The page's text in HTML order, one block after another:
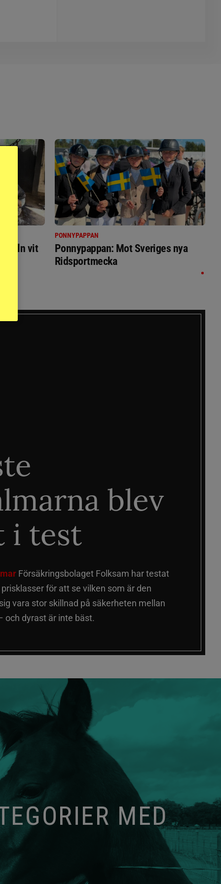
vit
PONNYPAPPAN
Ponnypappan: Mot Sveriges nya
Ridsportmecka
blev
i test
Försäkringsbolaget Folksam har testat
för att se vilken som är den
vara stor skillnad på säkerheten mellan
och dyrast är inte bäst.
MED